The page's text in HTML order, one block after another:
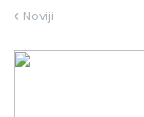
Noviji